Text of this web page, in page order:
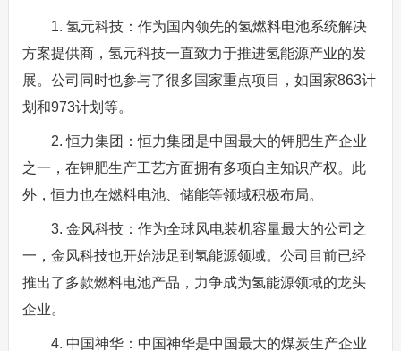
1. 氢元科技：作为国内领先的氢燃料电池系统解决
方案提供商，氢元科技一直致力于推进氢能源产业的发
展。公司同时也参与了很多国家重点项目，如国家863计
划和973计划等。
2. 恒力集团：恒力集团是中国最大的钾肥生产企业
之一，在钾肥生产工艺方面拥有多项自主知识产权。此
外，恒力也在燃料电池、储能等领域积极布局。
3. 金风科技：作为全球风电装机容量最大的公司之
一，金风科技也开始涉足到氢能源领域。公司目前已经
推出了多款燃料电池产品，力争成为氢能源领域的龙头
企业。
4. 中国神华：中国神华是中国最大的煤炭生产企业